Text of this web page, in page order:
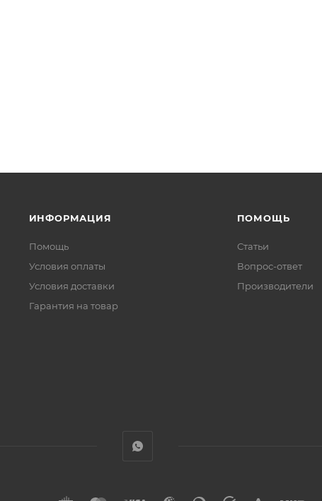
ИНФОРМАЦИЯ
Помощь
Условия оплаты
Условия доставки
Гарантия на товар
ПОМОЩЬ
Статьи
Вопрос-ответ
Производители